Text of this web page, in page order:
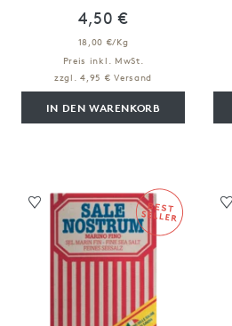
4,50 €
18,00 €/Kg
Preis inkl. MwSt.
zzgl. 4,95 € Versand
IN DEN WARENKORB